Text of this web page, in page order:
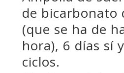
de bicarbonato
(que se ha de
hora), 6 días sí
ciclos.